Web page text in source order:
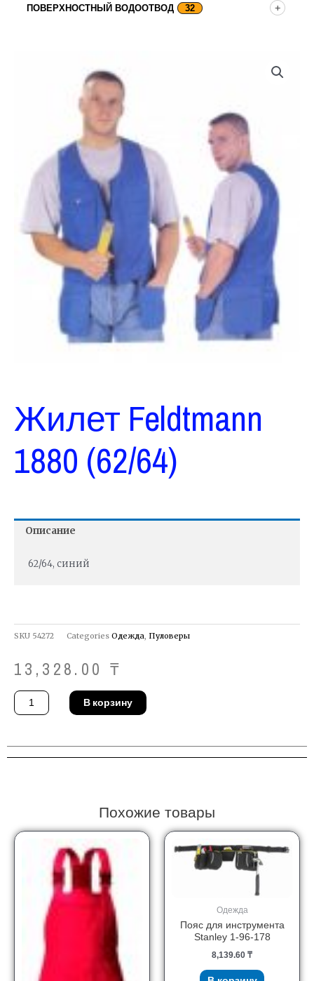
ПОВЕРХНОСТНЫЙ ВОДООТВОД 32
Жилет Feldtmann
1880 (62/64)
Описание
62/64, синий
SKU 54272 Categories Одежда, Пуловеры
13,328.00 ₸
Количество
товара
Жилет
В корзину
Похожие товары
Одежда
Пояс для инструмента
Stanley 1-96-178
8,139.60 ₸